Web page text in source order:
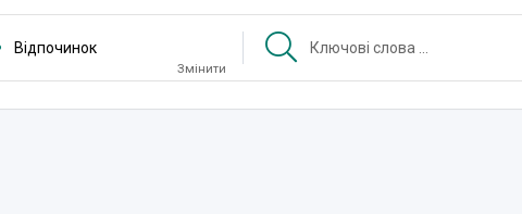
Відпочинок
Змінити